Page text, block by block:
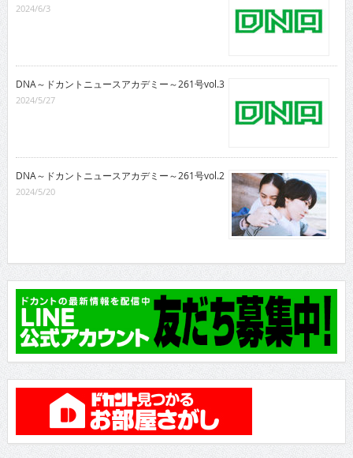
2024/6/3
DNA～ドカントニュースアカデミー～261号vol.3
2024/5/27
DNA～ドカントニュースアカデミー～261号vol.2
2024/5/20